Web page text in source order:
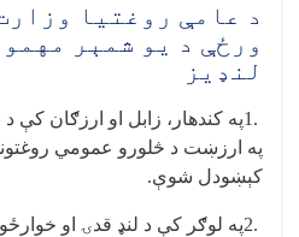
د عامې روغتیا
ورځې د یو شمېر
لنډیز
1.په کندهار، زابل او ارزګان کې
په ارزښت د څلورو عمومي
کېښودل شوې.
2.په لوګر کې د لنډ قدۍ او